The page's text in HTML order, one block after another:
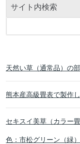
サイト内検索
天然い草（通常品）の
熊本産高級畳表で製作
セキスイ美草（カラー
色：市松グリーン（緑）